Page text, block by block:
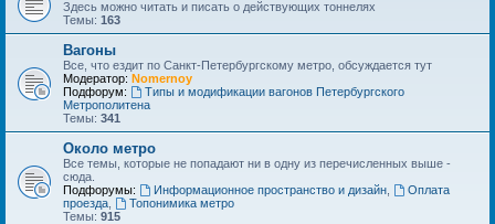
Здесь можно читать и писать о действующих тоннелях
Темы: 163
Вагоны
Все, что ездит по Санкт-Петербургскому метро, обсуждается тут
Модератор: Nomernoy
Подфорум:
Типы и модификации вагонов Петербургского
Метрополитена
Темы: 341
Около метро
Все темы, которые не попадают ни в одну из перечисленных выше -
сюда.
Подфорумы:
Информационное пространство и дизайн,
Оплата
проезда
Топонимика метро
Темы: 915